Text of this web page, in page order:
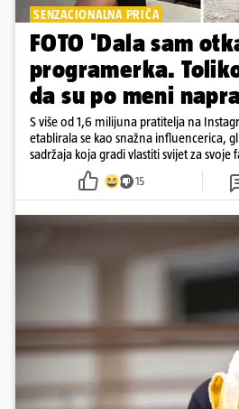
SENZACIONALNA PRIČA
FOTO 'Dala sam
programerka.
da su po meni
S više od 1,6 milijuna pratitelja na
etablirala se kao snažna influencerica,
sadržaja koja gradi vlastiti svijet za
pokazuje da online slava dolazi i s
15